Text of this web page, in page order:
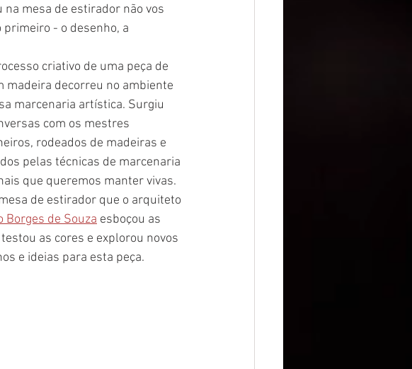
mesa de estirador não vos
primeiro - o desenho, a
criativo de uma peça de
madeira decorreu no ambiente
marcenaria artística. Surgiu
com os mestres
rodeados de madeiras e
pelas técnicas de marcenaria
que queremos manter vivas.
de estirador que o arquiteto
Borges de Souza esboçou as
as cores e explorou novos
e ideias para esta peça.